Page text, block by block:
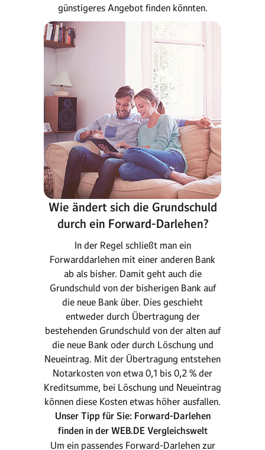
günstigeres Angebot finden könnten.
Wie ändert sich die Grundschuld
durch ein Forward-Darlehen?
In der Regel schließt man ein
Forwarddarlehen mit einer anderen Bank
ab als bisher. Damit geht auch die
Grundschuld von der bisherigen Bank auf
die neue Bank über. Dies geschieht
entweder durch Übertragung der
bestehenden Grundschuld von der alten auf
die neue Bank oder durch Löschung und
Neueintrag. Mit der Übertragung entstehen
Notarkosten von etwa 0,1 bis 0,2 % der
Kreditsumme, bei Löschung und Neueintrag
können diese Kosten etwas höher ausfallen.
Unser Tipp für Sie: Forward-Darlehen
finden in der WEB.DE Vergleichswelt
Um ein passendes Forward-Darlehen zur